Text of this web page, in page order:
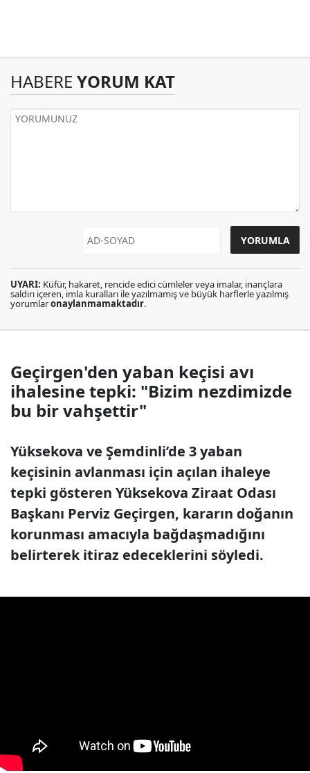
HABERE YORUM KAT
UYARI: Küfür, hakaret, rencide edici cümleler veya imalar, inançlara
saldırı içeren, imla kuralları ile yazılmamış ve büyük harflerle yazılmış
yorumlaronaylanmamaktadır.
Geçirgen'den yaban keçisi avı
ihalesine tepki: "Bizim nezdimizde
bu bir vahşettir"
Yüksekova ve Şemdinli’de 3 yaban
keçisinin avlanması için açılan ihaleye
tepki gösteren Yüksekova Ziraat Odası
Başkanı Perviz Geçirgen, kararın doğanın
korunması amacıyla bağdaşmadığını
belirterek itiraz edeceklerini söyledi.